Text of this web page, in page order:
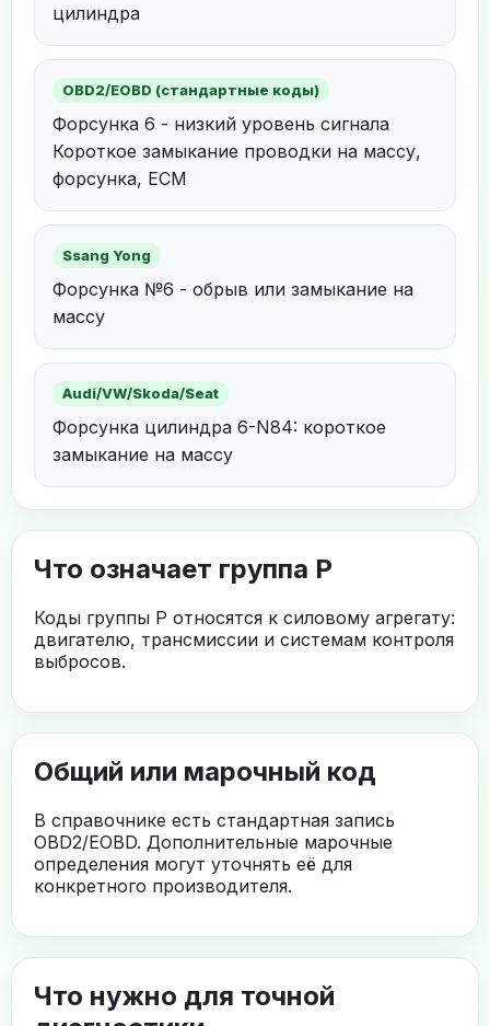
цилиндра
OBD2/EOBD (стандартные коды)
Форсунка 6 - низкий уровень сигнала
Короткое замыкание проводки на массу,
форсунка, ECM
Ssang Yong
Форсунка №6 - обрыв или замыкание на
массу
Audi/VW/Skoda/Seat
Форсунка цилиндра 6-N84: короткое
замыкание на массу
Что означает группа P
Коды группы P относятся к силовому агрегату:
двигателю, трансмиссии и системам контроля
выбросов.
Общий или марочный код
В справочнике есть стандартная запись
OBD2/EOBD. Дополнительные марочные
определения могут уточнять её для
конкретного производителя.
Что нужно для точной